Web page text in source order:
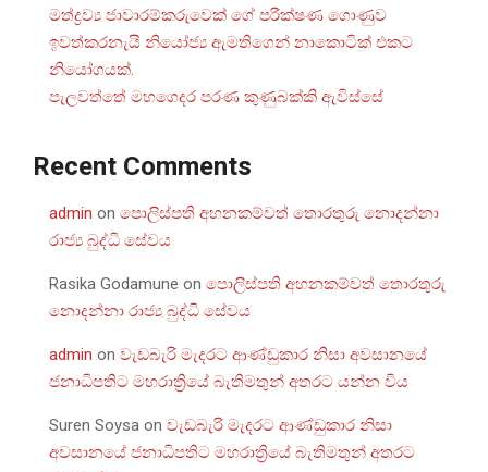
මත්ද්‍රව්‍ය ජාවාරම්කරුවෙක් ගේ පරීක්ෂණ ගොණුව
ඉවත්කරනැයි නියෝජ්‍ය ඇමතිගෙන් නාකොටික් එකට
නියෝගයක්.
පැලවත්තේ මහගෙදර පරණ කුණුබක්කි ඇවිස්සේ
Recent Comments
admin on පොලිස්පති අහනකම්වත් තොරතුරු නොදන්නා
රාජ්‍ය බුද්ධි සේවය
Rasika Godamune on පොලිස්පති අහනකම්වත් තොරතුරු
නොදන්නා රාජ්‍ය බුද්ධි සේවය
admin on වැඩබැරි මැදරට ආණ්ඩුකාර නිසා අවසානයේ
ජනාධිපතිට මහරාත්‍රියේ බැතිමතුන් අතරට යන්න විය
Suren Soysa on වැඩබැරි මැදරට ආණ්ඩුකාර නිසා
අවසානයේ ජනාධිපතිට මහරාත්‍රියේ බැතිමතුන් අතරට